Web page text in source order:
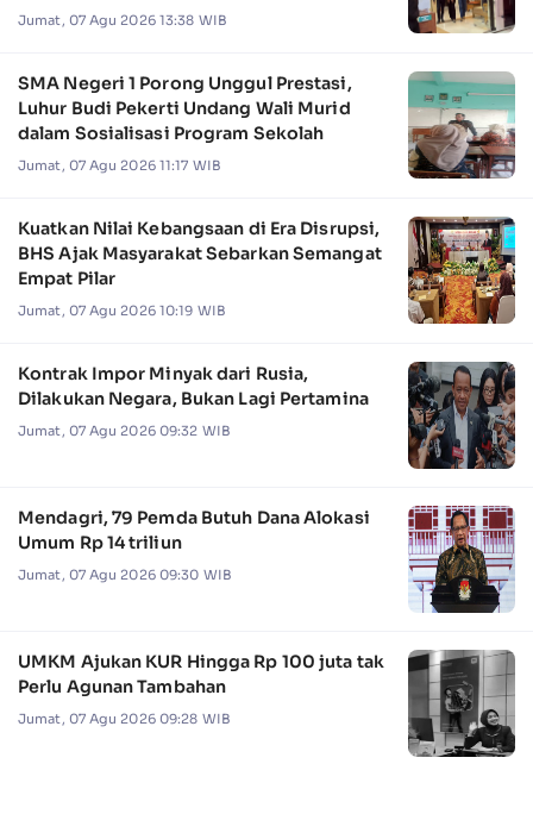
Jumat, 07 Agu 2026 13:38 WIB
SMA Negeri 1 Porong Unggul Prestasi,
Luhur Budi Pekerti Undang Wali Murid
dalam Sosialisasi Program Sekolah
Jumat, 07 Agu 2026 11:17 WIB
Kuatkan Nilai Kebangsaan di Era Disrupsi,
BHS Ajak Masyarakat Sebarkan Semangat
Empat Pilar
Jumat, 07 Agu 2026 10:19 WIB
Kontrak Impor Minyak dari Rusia,
Dilakukan Negara, Bukan Lagi Pertamina
Jumat, 07 Agu 2026 09:32 WIB
Mendagri, 79 Pemda Butuh Dana Alokasi
Umum Rp 14 triliun
Jumat, 07 Agu 2026 09:30 WIB
UMKM Ajukan KUR Hingga Rp 100 juta tak
Perlu Agunan Tambahan
Jumat, 07 Agu 2026 09:28 WIB